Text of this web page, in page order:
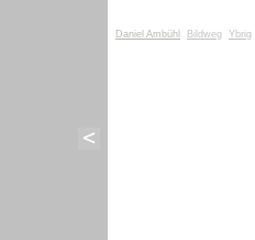
Daniel Ambühl Bildweg Ybrig